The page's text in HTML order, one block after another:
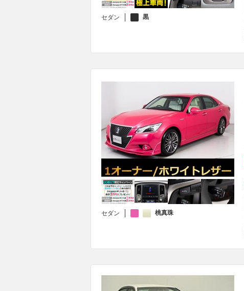
セダン 黒
セダン 桃真珠